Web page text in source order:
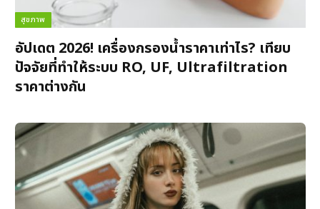
สุขภาพ
อัปเดต 2026! เครื่องกรองน้ำราคาเท่าไร? เทียบ
ปัจจัยที่ทำให้ระบบ RO, UF, Ultrafiltration
ราคาต่างกัน